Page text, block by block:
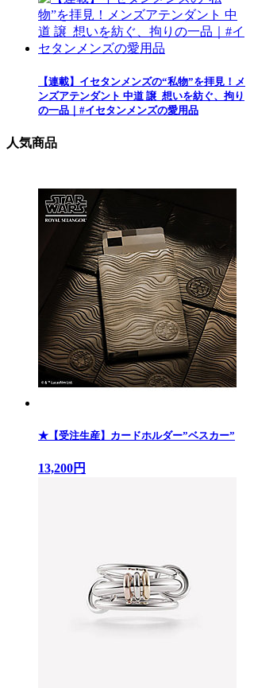
【連載】イセタンメンズの“私物”を拝見！メ
ンズアテンダント 中道 譲_想いを紡ぐ、拘り
の一品｜#イセタンメンズの愛用品
人気商品
★【受注生産】カードホルダー”ベスカー”
13,200円